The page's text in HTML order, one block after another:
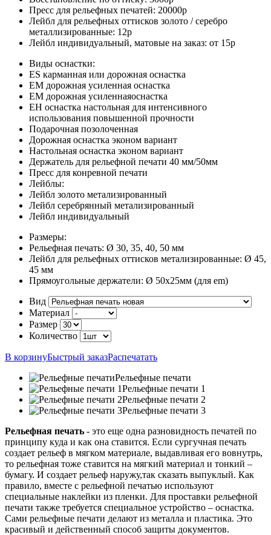
Пресс для рельефных печатей: 20000р
Лейбл для рельефных оттисков золото / серебро
металлизированные: 12р
Лейбл индивидуальный, матовые на заказ: от 15р
Виды оснастки:
ES карманная или дорожная оснастка
EM дорожная усиленная оснастка
EM дорожная усиленнаяоснастка
EH оснастка настольная для интенсивного
использования повышенной прочности
Подарочная позолоченная
Дорожная оснастка эконом вариант
Настольная оснастка эконом вариант
Держатель для рельефной печати 40 мм/50мм
Пресс для конревной печати
Лейблы:
Лейбл золото метализированный
Лейбл серебрянный метализированный
Лейбл индивидуальный
Размеры:
Рельефная печать: Ø 30, 35, 40, 50 мм
Лейбл для рельефных оттисков метализированные: Ø 45,
45 мм
Прямоугольные держатели: Ø 50х25мм (для em)
Вид
Материал
Размер
Количество
В корзинуБыстрый заказРаспечатать
Рельефные печати
Рельефные печати 1
Рельефные печати 2
Рельефные печати 3
Рельефная печать - это еще одна разновидность печатей по
принципу куда и как она ставится. Если сургучная печать
создает рельеф в мягком материале, выдавливая его вовнутрь,
то рельефная тоже ставится на мягкий материал и тонкий –
бумагу. И создает рельеф наружу,так сказать выпуклый. Как
правило, вместе с рельефной печатью используют
специальные наклейки из пленки. Для проставки рельефной
печати также требуется специальное устройство – оснастка.
Сами рельефные печати делают из металла и пластика. Это
красивый и действенный способ защиты документов.